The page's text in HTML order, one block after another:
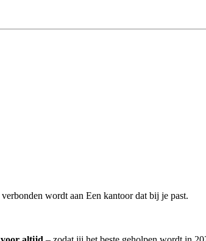
verbonden wordt aan Een kantoor dat bij je past.